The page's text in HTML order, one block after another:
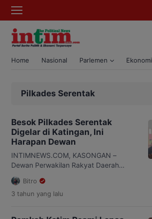
Home Nasional Parlemen Ekonomi
Pilkades Serentak
Besok Pilkades Serentak
Digelar di Katingan, Ini
Harapan Dewan
INTIMNEWS.COM, KASONGAN –
Dewan Perwakilan Rakyat Daerah
masyarakat menjaga ketertiban dan
keamanan di wilayah masing-masing.
Bitro
3 tahun yang lalu